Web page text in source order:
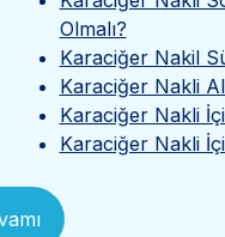
Olmalı?
Karaciğer Nakil
Karaciğer Nakli
Karaciğer Nakli
Karaciğer Nakli